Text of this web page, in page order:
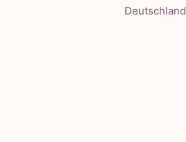
Deutschland